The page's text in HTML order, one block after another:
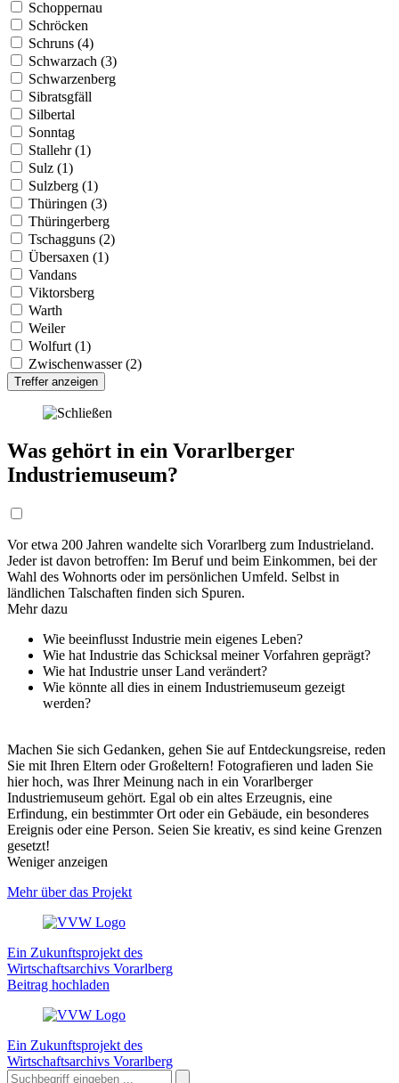
Schoppernau
Schröcken
Schruns (4)
Schwarzach (3)
Schwarzenberg
Sibratsgfäll
Silbertal
Sonntag
Stallehr (1)
Sulz (1)
Sulzberg (1)
Thüringen (3)
Thüringerberg
Tschagguns (2)
Übersaxen (1)
Vandans
Viktorsberg
Warth
Weiler
Wolfurt (1)
Zwischenwasser (2)
Treffer anzeigen
Was gehört in ein Vorarlberger
Industriemuseum?
Vor etwa 200 Jahren wandelte sich Vorarlberg zum Industrieland.
Jeder ist davon betroffen: Im Beruf und beim Einkommen, bei der
Wahl des Wohnorts oder im persönlichen Umfeld. Selbst in
ländlichen Talschaften finden sich Spuren.
Mehr dazu
Wie beeinflusst Industrie mein eigenes Leben?
Wie hat Industrie das Schicksal meiner Vorfahren geprägt?
Wie hat Industrie unser Land verändert?
Wie könnte all dies in einem Industriemuseum gezeigt
werden?
Machen Sie sich Gedanken, gehen Sie auf Entdeckungsreise, reden
Sie mit Ihren Eltern oder Großeltern! Fotografieren und laden Sie
hier hoch, was Ihrer Meinung nach in ein Vorarlberger
Industriemuseum gehört. Egal ob ein altes Erzeugnis, eine
Erfindung, ein bestimmter Ort oder ein Gebäude, ein besonderes
Ereignis oder eine Person. Seien Sie kreativ, es sind keine Grenzen
gesetzt!
Weniger anzeigen
Mehr über das Projekt
Ein Zukunftsprojekt des
Wirtschaftsarchivs Vorarlberg
Beitrag hochladen
Ein Zukunftsprojekt des
Wirtschaftsarchivs Vorarlberg